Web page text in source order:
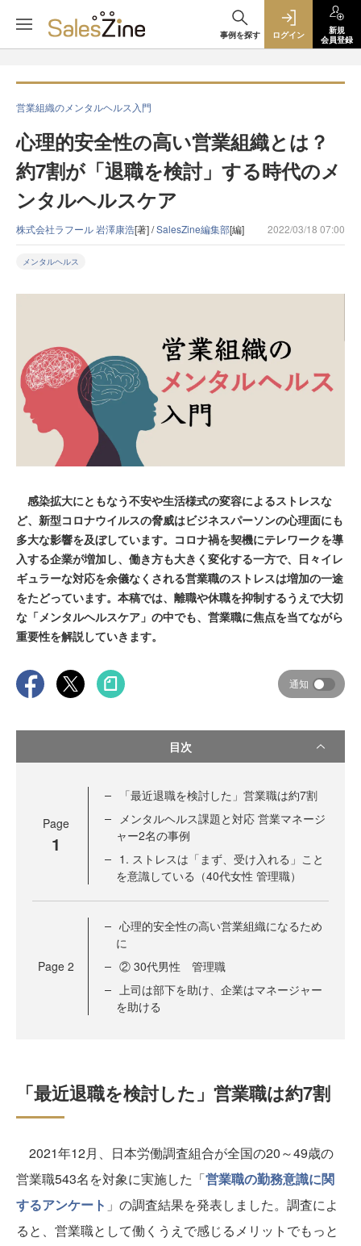
事例を探す ログイン
新規
会員登録
営業組織のメンタルヘルス入門
心理的安全性の高い営業組織とは？
約7割が「退職を検討」する時代のメ
ンタルヘルスケア
株式会社ラフール 岩澤康浩[著] /SalesZine編集部[編] 2022/03/18 07:00
メンタルヘルス
感染拡大にともなう不安や生活様式の変容によるストレスな
ど、新型コロナウイルスの脅威はビジネスパーソンの心理面にも
多大な影響を及ぼしています。コロナ禍を契機にテレワークを導
入する企業が増加し、働き方も大きく変化する一方で、日々イレ
ギュラーな対応を余儀なくされる営業職のストレスは増加の一途
をたどっています。本稿では、離職や休職を抑制するうえで大切
な「メンタルヘルスケア」の中でも、営業職に焦点を当てながら
重要性を解説していきます。
通知
目次
Page
1
「最近退職を検討した」営業職は約7割
メンタルヘルス課題と対応 営業マネージ
ャー2名の事例
1. ストレスは「まず、受け入れる」こと
を意識している（40代女性 管理職）
Page 2
心理的安全性の高い営業組織になるため
に
② 30代男性 管理職
上司は部下を助け、企業はマネージャー
を助ける
「最近退職を検討した」営業職は約7割
2021年12月、日本労働調査組合が全国の20～49歳の
営業職543名を対象に実施した「営業職の勤務意識に関
するアンケート 」の調査結果を発表しました。調査によ
ると、営業職として働くうえで感じるメリットでもっと